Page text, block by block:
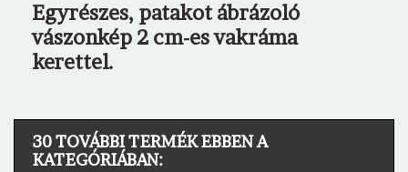
Egyrészes, patakot ábrázoló
vászonkép 2 cm-es vakráma
kerettel.
30 TOVÁBBI TERMÉK EBBEN A
KATEGÓRIÁBAN: